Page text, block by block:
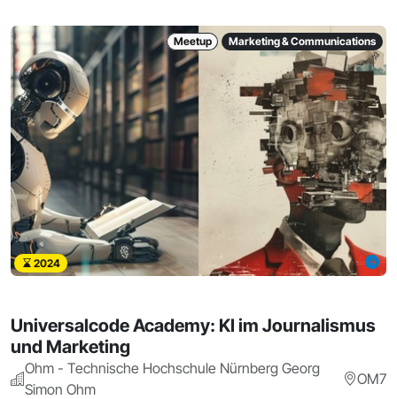
Meetup Marketing & Communications
2024
Universalcode Academy: KI im Journalismus
und Marketing
Ohm - Technische Hochschule Nürnberg Georg
Simon Ohm
OM7